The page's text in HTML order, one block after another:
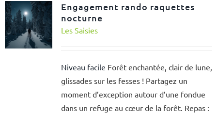
Engagement rando raquettes
nocturne
Les Saisies
Niveau facile Forêt enchantée, clair de lune,
glissades sur les fesses ! Partagez un
moment d’exception autour d’une fondue
dans un refuge au cœur de la forêt. Repas :